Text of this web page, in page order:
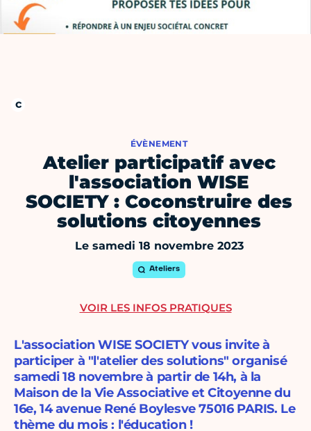
ÉVÈNEMENT
Atelier participatif avec
l'association WISE
SOCIETY : Coconstruire des
solutions citoyennes
Le samedi 18 novembre 2023
Ateliers
L'association WISE SOCIETY vous invite à
participer à "l'atelier des solutions" organisé
samedi 18 novembre à partir de 14h, à la
Maison de la Vie Associative et Citoyenne du
16e, 14 avenue René Boylesve 75016 PARIS. Le
thème du mois : l'éducation !
VOIR LES INFOS PRATIQUES